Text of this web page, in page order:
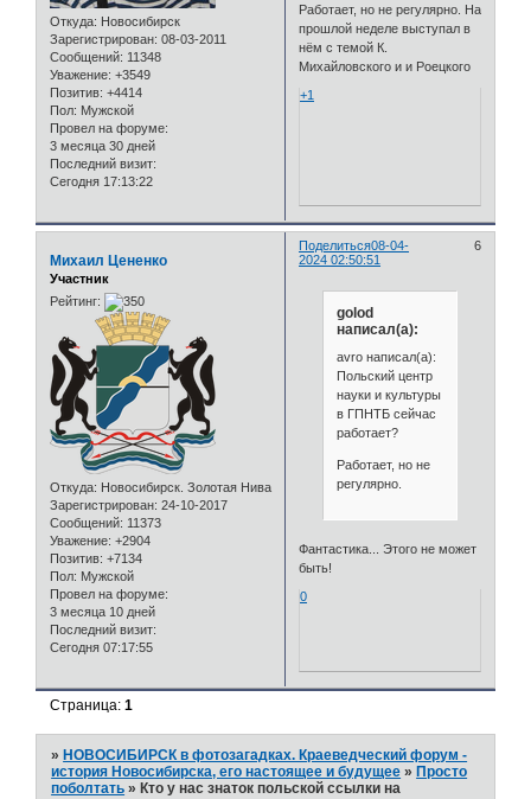
Откуда: Новосибирск
Зарегистрирован: 08-03-2011
Сообщений: 11348
Уважение: +3549
Позитив: +4414
Пол: Мужской
Провел на форуме:
3 месяца 30 дней
Последний визит:
Сегодня 17:13:22
Работает, но не регулярно. На
прошлой неделе выступал в
нём с темой К.
Михайловского и и Роецкого
+1
Поделиться 6
08-04-
2024 02:50:51
Михаил Цененко
Участник
Рейтинг:
Откуда: Новосибирск. Золотая Нива
Зарегистрирован: 24-10-2017
Сообщений: 11373
Уважение: +2904
Позитив: +7134
Пол: Мужской
Провел на форуме:
3 месяца 10 дней
Последний визит:
Сегодня 07:17:55
golod
написал(а):
avro написал(а):
Польский центр
науки и культуры
в ГПНТБ сейчас
работает?
Работает, но не
регулярно.
Фантастика... Этого не может
быть!
0
Страница:1
» НОВОСИБИРСК в фотозагадках. Краеведческий форум -
история Новосибирска, его настоящее и будущее » Просто
поболтать » Кто у нас знаток польской ссылки на